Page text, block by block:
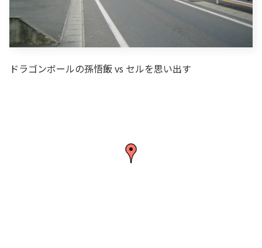
ドラゴンボールの孫悟飯 vs セルを思い出す